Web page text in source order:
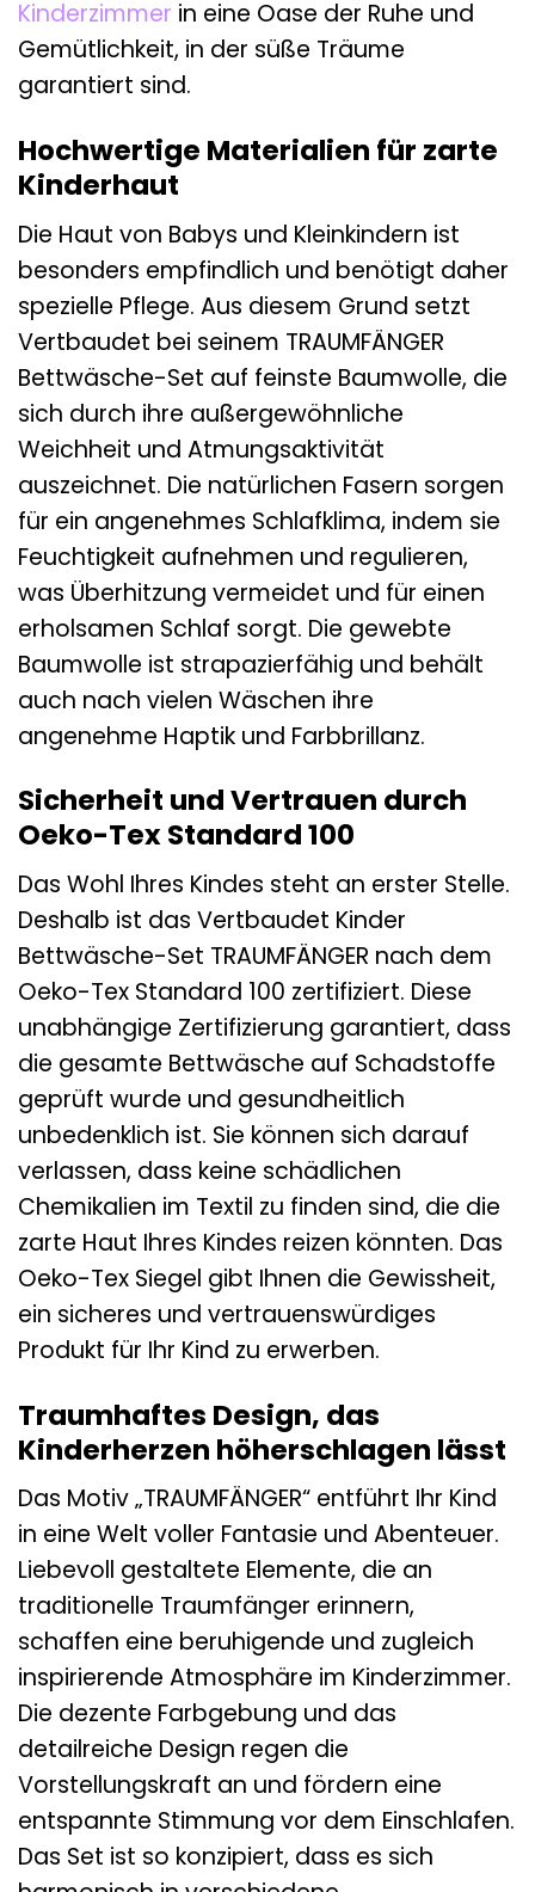
Kinderzimmer in eine Oase der Ruhe und
Gemütlichkeit, in der süße Träume
garantiert sind.
Hochwertige Materialien für zarte
Kinderhaut
Die Haut von Babys und Kleinkindern ist
besonders empfindlich und benötigt daher
spezielle Pflege. Aus diesem Grund setzt
Vertbaudet bei seinem TRAUMFÄNGER
Bettwäsche-Set auf feinste Baumwolle, die
sich durch ihre außergewöhnliche
Weichheit und Atmungsaktivität
auszeichnet. Die natürlichen Fasern sorgen
für ein angenehmes Schlafklima, indem sie
Feuchtigkeit aufnehmen und regulieren,
was Überhitzung vermeidet und für einen
erholsamen Schlaf sorgt. Die gewebte
Baumwolle ist strapazierfähig und behält
auch nach vielen Wäschen ihre
angenehme Haptik und Farbbrillanz.
Sicherheit und Vertrauen durch
Oeko-Tex Standard 100
Das Wohl Ihres Kindes steht an erster Stelle.
Deshalb ist das Vertbaudet Kinder
Bettwäsche-Set TRAUMFÄNGER nach dem
Oeko-Tex Standard 100 zertifiziert. Diese
unabhängige Zertifizierung garantiert, dass
die gesamte Bettwäsche auf Schadstoffe
geprüft wurde und gesundheitlich
unbedenklich ist. Sie können sich darauf
verlassen, dass keine schädlichen
Chemikalien im Textil zu finden sind, die die
zarte Haut Ihres Kindes reizen könnten. Das
Oeko-Tex Siegel gibt Ihnen die Gewissheit,
ein sicheres und vertrauenswürdiges
Produkt für Ihr Kind zu erwerben.
Traumhaftes Design, das
Kinderherzen höherschlagen lässt
Das Motiv „TRAUMFÄNGER“ entführt Ihr Kind
in eine Welt voller Fantasie und Abenteuer.
Liebevoll gestaltete Elemente, die an
traditionelle Traumfänger erinnern,
schaffen eine beruhigende und zugleich
inspirierende Atmosphäre im Kinderzimmer.
Die dezente Farbgebung und das
detailreiche Design regen die
Vorstellungskraft an und fördern eine
entspannte Stimmung vor dem Einschlafen.
Das Set ist so konzipiert, dass es sich